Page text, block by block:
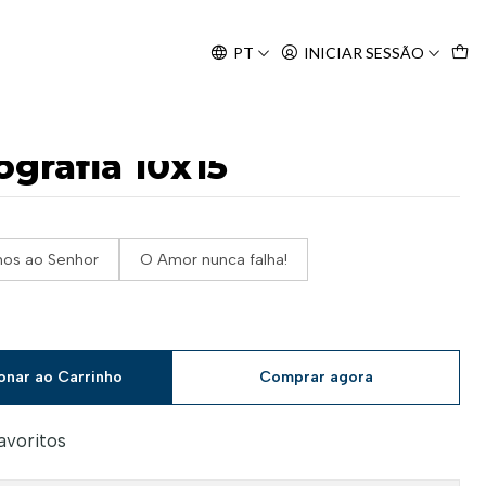
PT INICIAR SESSÃO
10x15
ao Senhor O Amor nunca falha!
ao Carrinho Comprar agora